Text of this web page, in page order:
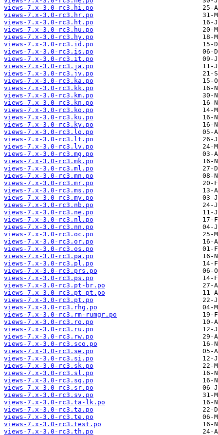
views-7.x-3.0-rc3.hi.po
views-7.x-3.0-rc3.hr.po
views-7.x-3.0-rc3.ht.po
views-7.x-3.0-rc3.hu.po
views-7.x-3.0-rc3.hy.po
views-7.x-3.0-rc3.id.po
views-7.x-3.0-rc3.is.po
views-7.x-3.0-rc3.it.po
views-7.x-3.0-rc3.ja.po
views-7.x-3.0-rc3.jv.po
views-7.x-3.0-rc3.ka.po
views-7.x-3.0-rc3.kk.po
views-7.x-3.0-rc3.km.po
views-7.x-3.0-rc3.kn.po
views-7.x-3.0-rc3.ko.po
views-7.x-3.0-rc3.ku.po
views-7.x-3.0-rc3.ky.po
views-7.x-3.0-rc3.lo.po
views-7.x-3.0-rc3.lt.po
views-7.x-3.0-rc3.lv.po
views-7.x-3.0-rc3.mg.po
views-7.x-3.0-rc3.mk.po
views-7.x-3.0-rc3.ml.po
views-7.x-3.0-rc3.mn.po
views-7.x-3.0-rc3.mr.po
views-7.x-3.0-rc3.ms.po
views-7.x-3.0-rc3.my.po
views-7.x-3.0-rc3.nb.po
views-7.x-3.0-rc3.ne.po
views-7.x-3.0-rc3.nl.po
views-7.x-3.0-rc3.nn.po
views-7.x-3.0-rc3.oc.po
views-7.x-3.0-rc3.or.po
views-7.x-3.0-rc3.os.po
views-7.x-3.0-rc3.pa.po
views-7.x-3.0-rc3.pl.po
views-7.x-3.0-rc3.prs.po
views-7.x-3.0-rc3.ps.po
views-7.x-3.0-rc3.pt-br.po
views-7.x-3.0-rc3.pt-pt.po
views-7.x-3.0-rc3.pt.po
views-7.x-3.0-rc3.rhg.po
views-7.x-3.0-rc3.rm-rumgr.po
views-7.x-3.0-rc3.ro.po
views-7.x-3.0-rc3.ru.po
views-7.x-3.0-rc3.rw.po
views-7.x-3.0-rc3.sco.po
views-7.x-3.0-rc3.se.po
views-7.x-3.0-rc3.si.po
views-7.x-3.0-rc3.sk.po
views-7.x-3.0-rc3.sl.po
views-7.x-3.0-rc3.sq.po
views-7.x-3.0-rc3.sr.po
views-7.x-3.0-rc3.sv.po
views-7.x-3.0-rc3.ta-lk.po
views-7.x-3.0-rc3.ta.po
views-7.x-3.0-rc3.te.po
views-7.x-3.0-rc3.test.po
views-7.x-3.0-rc3.th.po